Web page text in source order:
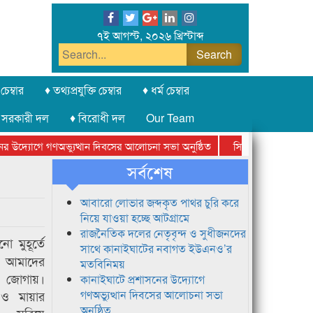
৭ই আগস্ট, ২০২৬ খ্রিস্টাব্দ
♦ তথ্যপ্রযুক্তি চেম্বার
♦ ধর্ম চেম্বার
দল ♦ বিরোধী দল
Our Team
গণঅভ্যুত্থান দিবসের আলোচনা সভা অনুষ্ঠিত
সিলেট অনলাইন
মুহূর্তে
জোগায়।
মায়ার
সর্বশেষ
আবারো লোভার জব্দকৃত পাথর চুরি করে
নিয়ে যাওয়া হচ্ছে আটগ্রামে
রাজনৈতিক দলের নেতৃবৃন্দ ও সুধীজনদের
সাথে কানাইঘাটের নবাগত ইউএনও’র
মতবিনিময়
কানাইঘাটে প্রশাসনের উদ্যোগে
গণঅভ্যুত্থান দিবসের আলোচনা সভা